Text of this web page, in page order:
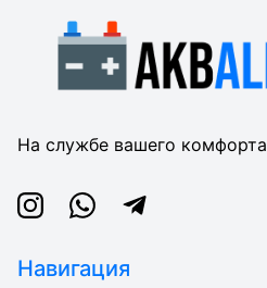
На службе вашего комфорта
InstagramWhatsappTelegram
Навигация